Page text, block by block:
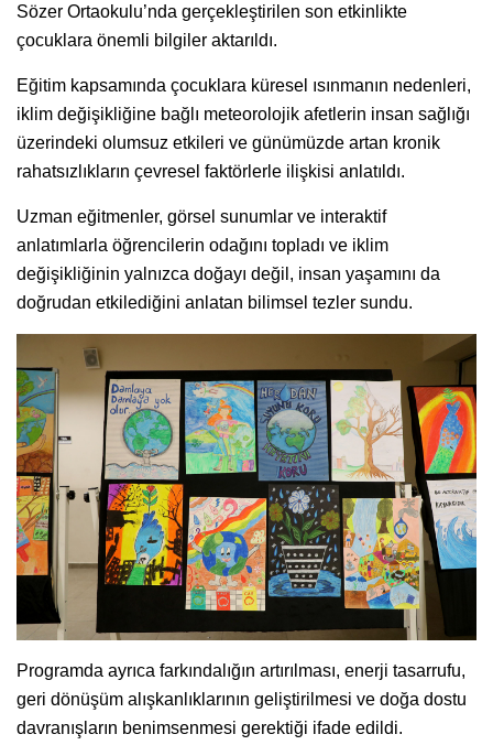
Sözer Ortaokulu’nda gerçekleştirilen son etkinlikte
çocuklara önemli bilgiler aktarıldı.
Eğitim kapsamında çocuklara küresel ısınmanın nedenleri,
iklim değişikliğine bağlı meteorolojik afetlerin insan sağlığı
üzerindeki olumsuz etkileri ve günümüzde artan kronik
rahatsızlıkların çevresel faktörlerle ilişkisi anlatıldı.
Uzman eğitmenler, görsel sunumlar ve interaktif
anlatımlarla öğrencilerin odağını topladı ve iklim
değişikliğinin yalnızca doğayı değil, insan yaşamını da
doğrudan etkilediğini anlatan bilimsel tezler sundu.
Programda ayrıca farkındalığın artırılması, enerji tasarrufu,
geri dönüşüm alışkanlıklarının geliştirilmesi ve doğa dostu
davranışların benimsenmesi gerektiği ifade edildi.